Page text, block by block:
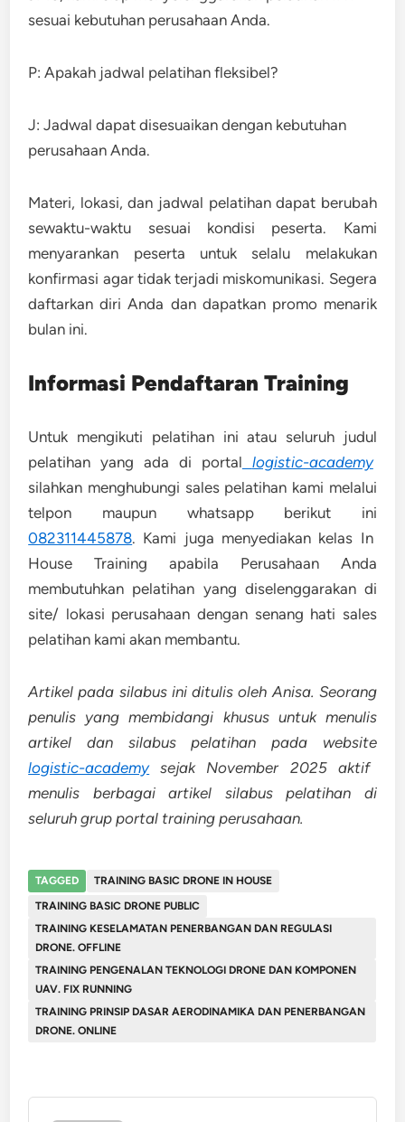
sesuai kebutuhan perusahaan Anda.
P: Apakah jadwal pelatihan fleksibel?
J: Jadwal dapat disesuaikan dengan kebutuhan
perusahaan Anda.
Materi, lokasi, dan jadwal pelatihan dapat berubah
sewaktu-waktu sesuai kondisi peserta. Kami
menyarankan peserta untuk selalu melakukan
konfirmasi agar tidak terjadi miskomunikasi. Segera
daftarkan diri Anda dan dapatkan promo menarik
bulan ini.
Informasi Pendaftaran Training
Untuk mengikuti pelatihan ini atau seluruh judul
pelatihan yang ada di portal logistic-academy
silahkan menghubungi sales pelatihan kami melalui
telpon maupun whatsapp berikut ini
082311445878. Kami juga menyediakan kelas In
House Training apabila Perusahaan Anda
membutuhkan pelatihan yang diselenggarakan di
site/ lokasi perusahaan dengan senang hati sales
pelatihan kami akan membantu.
Artikel pada silabus ini ditulis oleh Anisa. Seorang
penulis yang membidangi khusus untuk menulis
artikel dan silabus pelatihan pada website
logistic-academysejak November 2025 aktif
menulis berbagai artikel silabus pelatihan di
seluruh grup portal training perusahaan.
TAGGED
TRAINING BASIC DRONE IN HOUSE
TRAINING BASIC DRONE PUBLIC
TRAINING KESELAMATAN PENERBANGAN DAN REGULASI
DRONE. OFFLINE
TRAINING PENGENALAN TEKNOLOGI DRONE DAN KOMPONEN
UAV. FIX RUNNING
TRAINING PRINSIP DASAR AERODINAMIKA DAN PENERBANGAN
DRONE. ONLINE